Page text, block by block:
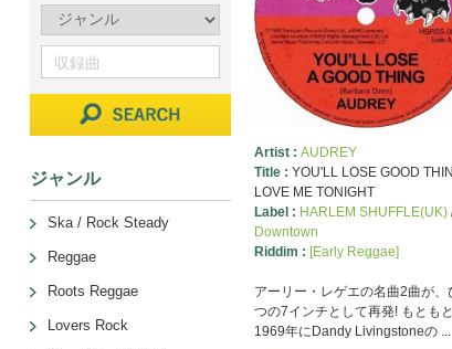
Artist :AUDREY
Title :YOU'LL LOSE GOOD
LOVE ME TONIGHT
Label : HARLEM SHUFFLE(UK)
Downtown
Riddim : [Early Reggae]
アーリー・レゲエの名曲2曲が、
つの7インチとして再発! もとも
1969年にDandy Livingstoneの ...
ジャンル
Ska / Rock Steady
Reggae
Roots Reggae
Lovers Rock